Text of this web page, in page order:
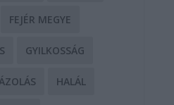
FEJÉR MEGYE
GYILKOSSÁG
HALÁL